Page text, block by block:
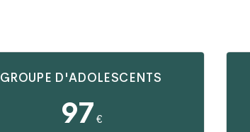
GROUPE D'ADOLESCENTS
97
€